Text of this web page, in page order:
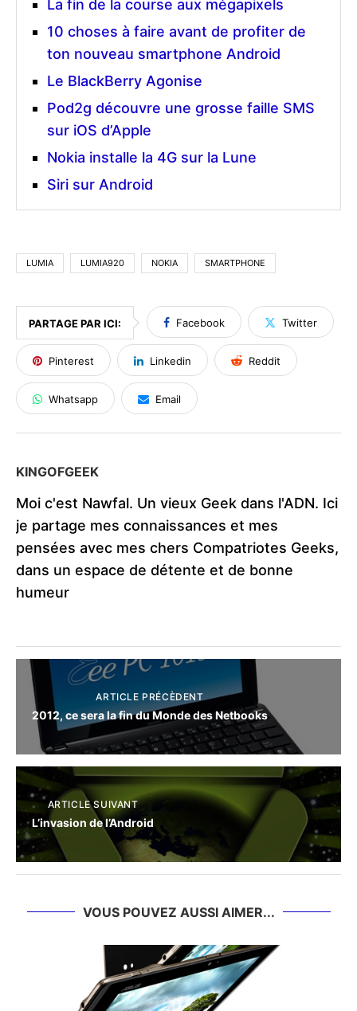
La fin de la course aux mégapixels
10 choses à faire avant de profiter de
ton nouveau smartphone Android
Le BlackBerry Agonise
Pod2g découvre une grosse faille SMS
sur iOS d’Apple
Nokia installe la 4G sur la Lune
Siri sur Android
LUMIA LUMIA920 NOKIA SMARTPHONE
PARTAGE PAR ICI: Facebook Twitter
Pinterest Linkedin Reddit
Whatsapp Email
KINGOFGEEK
Moi c'est Nawfal. Un vieux Geek dans l'ADN. Ici
je partage mes connaissances et mes
pensées avec mes chers Compatriotes Geeks,
dans un espace de détente et de bonne
humeur
ARTICLE PRÉCÈDENT
2012, ce sera la fin du Monde des Netbooks
ARTICLE SUIVANT
L’invasion de l’Android
VOUS POUVEZ AUSSI AIMER...